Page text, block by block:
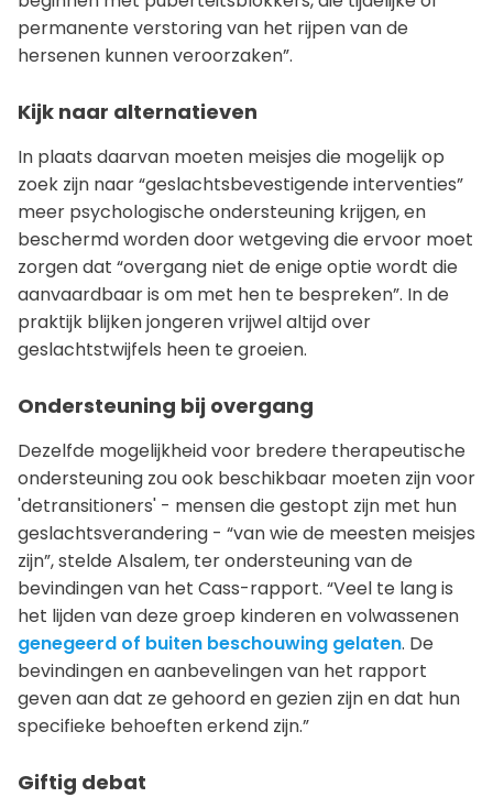
permanente verstoring van het rijpen van de
hersenen kunnen veroorzaken”.
Kijk naar alternatieven
In plaats daarvan moeten meisjes die mogelijk op
zoek zijn naar “geslachtsbevestigende interventies”
meer psychologische ondersteuning krijgen, en
beschermd worden door wetgeving die ervoor moet
zorgen dat “overgang niet de enige optie wordt die
aanvaardbaar is om met hen te bespreken”. In de
praktijk blijken jongeren vrijwel altijd over
geslachtstwijfels heen te groeien.
Ondersteuning bij overgang
Dezelfde mogelijkheid voor bredere therapeutische
ondersteuning zou ook beschikbaar moeten zijn voor
'detransitioners' - mensen die gestopt zijn met hun
geslachtsverandering - “van wie de meesten meisjes
zijn”, stelde Alsalem, ter ondersteuning van de
bevindingen van het Cass-rapport. “Veel te lang is
het lijden van deze groep kinderen en volwassenen
genegeerd of buiten beschouwing gelaten. De
bevindingen en aanbevelingen van het rapport
geven aan dat ze gehoord en gezien zijn en dat hun
specifieke behoeften erkend zijn.”
Giftig debat